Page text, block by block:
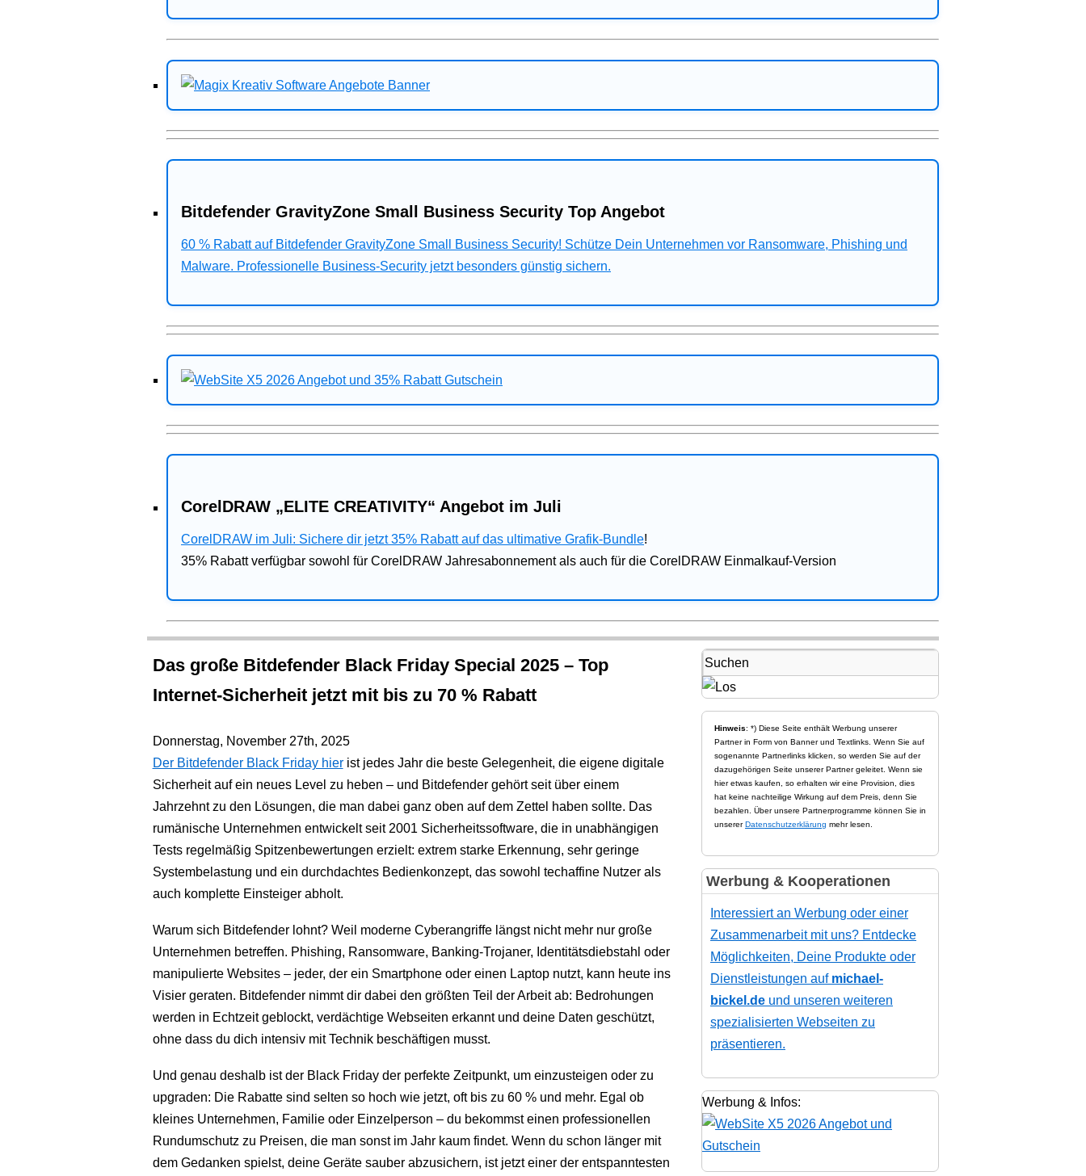
Bitdefender GravityZone Small Business Security Top Angebot
60 % Rabatt auf Bitdefender GravityZone Small Business Security! Schütze Dein Unternehmen vor Ransomware, Phishing und
Malware. Professionelle Business-Security jetzt besonders günstig sichern.
CorelDRAW „ELITE CREATIVITY“ Angebot im Juli
CorelDRAW im Juli: Sichere dir jetzt 35% Rabatt auf das ultimative Grafik-Bundle!
35% Rabatt verfügbar sowohl für CorelDRAW Jahresabonnement als auch für die CorelDRAW Einmalkauf-Version
Das große Bitdefender Black Friday Special 2025 – Top
Internet-Sicherheit jetzt mit bis zu 70 % Rabatt
Donnerstag, November 27th, 2025
Der Bitdefender Black Friday hierist jedes Jahr die beste Gelegenheit, die eigene digitale
Sicherheit auf ein neues Level zu heben – und Bitdefender gehört seit über einem
Jahrzehnt zu den Lösungen, die man dabei ganz oben auf dem Zettel haben sollte. Das
rumänische Unternehmen entwickelt seit 2001 Sicherheitssoftware, die in unabhängigen
Tests regelmäßig Spitzenbewertungen erzielt: extrem starke Erkennung, sehr geringe
Systembelastung und ein durchdachtes Bedienkonzept, das sowohl tech­affine Nutzer als
auch komplette Einsteiger abholt.
Warum sich Bitdefender lohnt? Weil moderne Cyberangriffe längst nicht mehr nur große
Unternehmen betreffen. Phishing, Ransomware, Banking-Trojaner, Identitätsdiebstahl oder
manipulierte Websites – jeder, der ein Smartphone oder einen Laptop nutzt, kann heute ins
Visier geraten. Bitdefender nimmt dir dabei den größten Teil der Arbeit ab: Bedrohungen
werden in Echtzeit geblockt, verdächtige Webseiten erkannt und deine Daten geschützt,
ohne dass du dich intensiv mit Technik beschäftigen musst.
Und genau deshalb ist der Black Friday der perfekte Zeitpunkt, um einzusteigen oder zu
upgraden: Die Rabatte sind selten so hoch wie jetzt, oft bis zu 60 % und mehr. Egal ob
kleines Unternehmen, Familie oder Einzelperson – du bekommst einen professionellen
Rundumschutz zu Preisen, die man sonst im Jahr kaum findet. Wenn du schon länger mit
dem Gedanken spielst, deine Geräte sauber abzusichern, ist jetzt einer der entspanntesten
Hinweis: *) Diese Seite enthält Werbung unserer
Partner in Form von Banner und Textlinks. Wenn Sie auf
sogenannte Partnerlinks klicken, so werden Sie auf der
dazugehörigen Seite unserer Partner geleitet. Wenn sie
hier etwas kaufen, so erhalten wir eine Provision, dies
hat keine nachteilige Wirkung auf dem Preis, denn Sie
bezahlen. Über unsere Partnerprogramme können Sie in
unsererDatenschutzerklärung mehr lesen.
Werbung & Kooperationen
Interessiert an Werbung oder einer
Zusammenarbeit mit uns? Entdecke
Möglichkeiten, Deine Produkte oder
Dienstleistungen auf michael-
bickel.de und unseren weiteren
spezialisierten Webseiten zu
präsentieren.
Werbung & Infos: